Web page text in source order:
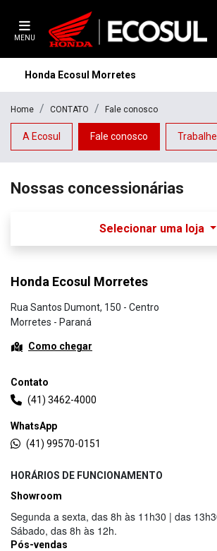
MENU
Honda Ecosul Morretes
Home CONTATO Fale conosco
A Ecosul Fale conosco
Nossas concessionárias
Selecionar uma loja
Honda Ecosul Morretes
Rua Santos Dumont, 150 - Centro
Morretes - Paraná
Como chegar
Contato
(41) 3462-4000
WhatsApp
(41) 99570-0151
HORÁRIOS DE FUNCIONAMENTO
Showroom
Segunda a sexta, das 8h às 11h30 | das
Sábado, das 8h às 12h.
Pós-vendas